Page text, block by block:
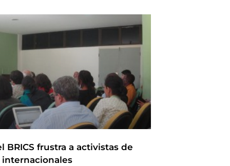
BRICS frustra a activistas de
internacionales